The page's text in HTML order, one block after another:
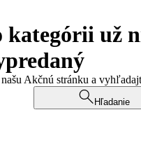
už
Akčnú stránku a
Hľadanie